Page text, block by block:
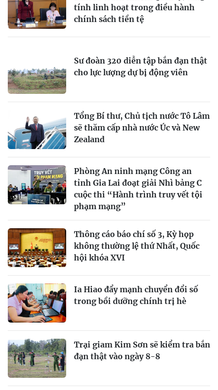
tính linh hoạt trong điều hành
chính sách tiền tệ
Sư đoàn 320 diễn tập bắn đạn thật
cho lực lượng dự bị động viên
Tổng Bí thư, Chủ tịch nước Tô Lâm
sẽ thăm cấp nhà nước Úc và New
Zealand
Phòng An ninh mạng Công an
tỉnh Gia Lai đoạt giải Nhì bảng C
cuộc thi “Hành trình truy vết tội
phạm mạng”
Thông cáo báo chí số 3, Kỳ họp
không thường lệ thứ Nhất, Quốc
hội khóa XVI
Ia Hiao đẩy mạnh chuyển đổi số
trong bồi dưỡng chính trị hè
Trại giam Kim Sơn sẽ kiểm tra bắn
đạn thật vào ngày 8-8